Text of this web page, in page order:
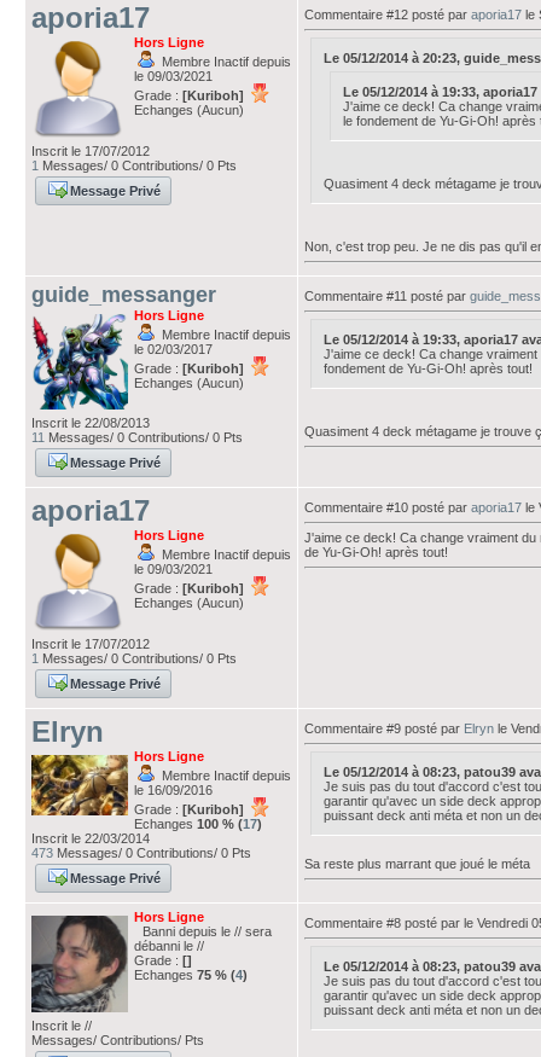
aporia17
Hors Ligne
Membre Inactif depuis
le 09/03/2021
Grade : [Kuriboh]
Echanges (Aucun)
Inscrit le 17/07/2012
1 Messages/ 0 Contributions/ 0 Pts
Message Privé
Commentaire #12 posté par aporia17 le
Le 05/12/2014 à 20:23,
Le 05/12/2014 à 19:33,
J'aime ce deck! Ca change
le fondement de Yu-Gi-Oh! après
Quasiment 4 deck métagame je
Non, c'est trop peu. Je ne dis pas qu'il
guide_messanger
Hors Ligne
Membre Inactif depuis
le 02/03/2017
Grade : [Kuriboh]
Echanges (Aucun)
Inscrit le 22/08/2013
11 Messages/ 0 Contributions/ 0 Pts
Message Privé
Commentaire #11 posté par
Le 05/12/2014 à 19:33, aporia17
J'aime ce deck! Ca change
fondement de Yu-Gi-Oh! après tout!
Quasiment 4 deck métagame je trouve
aporia17
Hors Ligne
Membre Inactif depuis
le 09/03/2021
Grade : [Kuriboh]
Echanges (Aucun)
Inscrit le 17/07/2012
1 Messages/ 0 Contributions/ 0 Pts
Message Privé
Commentaire #10 posté par aporia17 le
J'aime ce deck! Ca change vraiment
de Yu-Gi-Oh! après tout!
Elryn
Hors Ligne
Membre Inactif depuis
le 16/09/2016
Grade : [Kuriboh]
Echanges 100 % (17)
Inscrit le 22/03/2014
473 Messages/ 0 Contributions/ 0 Pts
Message Privé
Commentaire #9 posté par Elryn le
Le 05/12/2014 à 08:23, patou39
Je suis pas du tout d'accord c'est
garantir qu'avec un side deck
puissant deck anti méta et non un
Sa reste plus marrant que joué le méta
Hors Ligne
Banni depuis le // sera
débanni le //
Grade : []
Echanges 75 % (4)
Inscrit le //
Messages/ Contributions/ Pts
Commentaire #8 posté par le Vendredi
Le 05/12/2014 à 08:23, patou39
Je suis pas du tout d'accord c'est
garantir qu'avec un side deck
puissant deck anti méta et non un